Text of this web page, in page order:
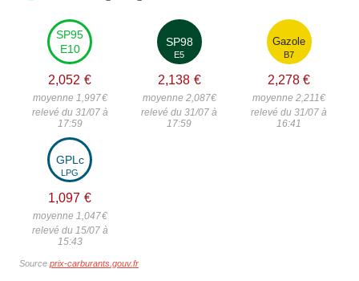
SP95
E10
2,052 €
moyenne 1,997€
relevé du 31/07 à
17:59
SP98
E5
2,138 €
moyenne 2,087€
relevé du 31/07 à
17:59
Gazole
B7
2,278 €
moyenne 2,211€
relevé du 31/07 à
16:41
GPLc
LPG
1,097 €
moyenne 1,047€
relevé du 15/07 à
15:43
Source prix-carburants.gouv.fr